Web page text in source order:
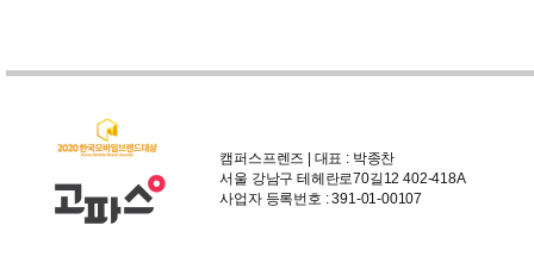
캠퍼스프렌즈 | 대표 : 박종찬
서울 강남구 테헤란로70길12 402-418A
사업자 등록번호 : 391-01-00107